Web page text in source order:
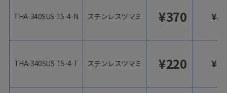
THA-340SUS-15-4-N
THA-340SUS-15-4-T
ステンレスツマミ ¥370 ¥
ステンレスツマミ ¥220 ¥